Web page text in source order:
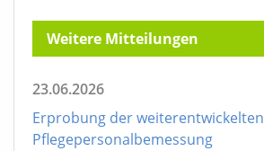
Weitere Mitteilungen
23.06.2026
Erprobung der weiterentwickelten
Pflegepersonalbemessung